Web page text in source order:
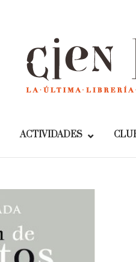
ACTIVIDADES